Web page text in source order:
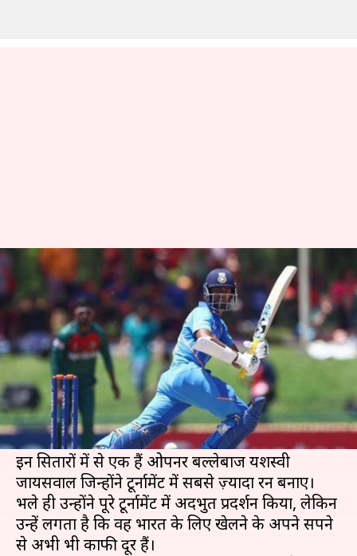
अपना सपना पूरा करने के करीब भी
नहीं पहुंचा हूं- यशस्वी जायसवाल
Neeraj Pandey Feb 13, 2020 02:19 pm
क्या है खबर?
भले ही भारतीय टीम ICC अंडर-19 विश्व का खिताब नहीं
जीत सकी, लेकिन इस टूर्नामेंट ने भविष्य के कई सितारे
दिए हैं।
इन सितारों में से एक हैं ओपनर बल्लेबाज यशस्वी
जायसवाल जिन्होंने टूर्नामेंट में सबसे ज़्यादा रन बनाए।
भले ही उन्होंने पूरे टूर्नामेंट में अदभुत प्रदर्शन किया, लेकिन
उन्हें लगता है कि वह भारत के लिए खेलने के अपने सपने
से अभी भी काफी दूर हैं।